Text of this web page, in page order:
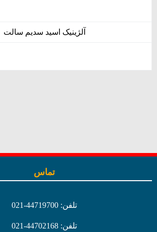
آلژینیک اسید سدیم سالت
تماس
تلفن: 44719700-021
تلفن: 44702168-021